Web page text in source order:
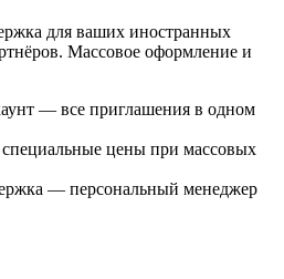
для ваших иностранных
Массовое оформление и
— все приглашения в одном
цены при массовых
— персональный менеджер